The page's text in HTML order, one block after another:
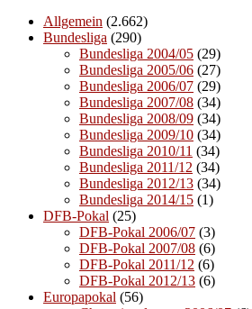
Allgemein (2.662)
Bundesliga (290)
Bundesliga 2004/05 (29)
Bundesliga 2005/06 (27)
Bundesliga 2006/07 (29)
Bundesliga 2007/08 (34)
Bundesliga 2008/09 (34)
Bundesliga 2009/10 (34)
Bundesliga 2010/11 (34)
Bundesliga 2011/12 (34)
Bundesliga 2012/13 (34)
Bundesliga 2014/15 (1)
DFB-Pokal (25)
DFB-Pokal 2006/07 (3)
DFB-Pokal 2007/08 (6)
DFB-Pokal 2011/12 (6)
DFB-Pokal 2012/13 (6)
Europapokal (56)